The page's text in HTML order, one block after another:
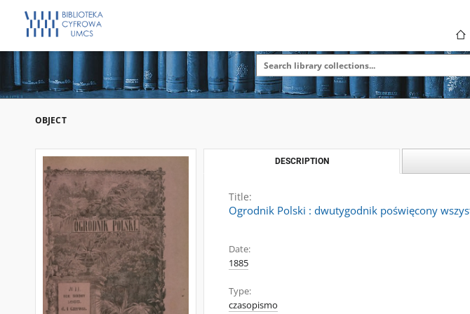
OBJECT
DESCRIPTION
Title:
Ogrodnik Polski : dwutygodnik poświęcony
Date:
1885
Type:
czasopismo